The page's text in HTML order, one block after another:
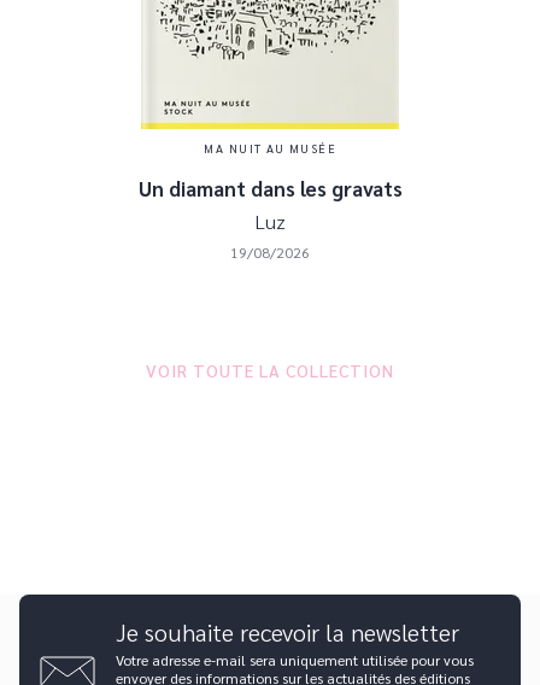
MA NUIT AU MUSÉE
Un diamant dans les gravats
Luz
19/08/2026
VOIR TOUTE LA COLLECTION
Je souhaite recevoir la newsletter
Votre adresse e-mail sera uniquement utilisée pour vous
envoyer des informations sur les actualités des éditions